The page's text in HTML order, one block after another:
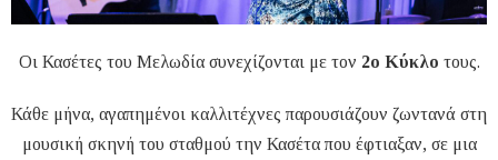
Οι Κασέτες του Μελωδία συνεχίζονται με τον 2ο Κύκλο τους.
Κάθε μήνα, αγαπημένοι καλλιτέχνες παρουσιάζουν ζωντανά στη
μουσική σκηνή του σταθμού την Κασέτα που έφτιαξαν, σε μια